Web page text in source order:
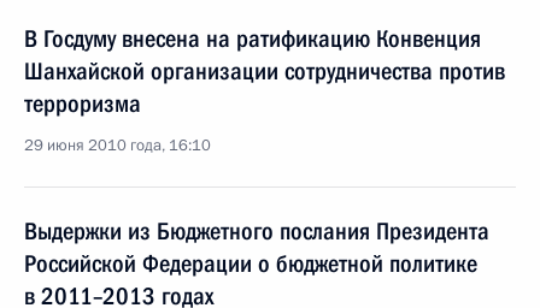
В Госдуму внесена на ратификацию Конвенция
Шанхайской организации сотрудничества против
терроризма
29 июня 2010 года, 16:10
Выдержки из Бюджетного послания Президента
Российской Федерации о бюджетной политике
в 2011–2013 годах